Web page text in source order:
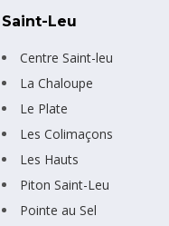
Saint-Leu
Centre Saint-leu
La Chaloupe
Le Plate
Les Colimaçons
Les Hauts
Piton Saint-Leu
Pointe au Sel